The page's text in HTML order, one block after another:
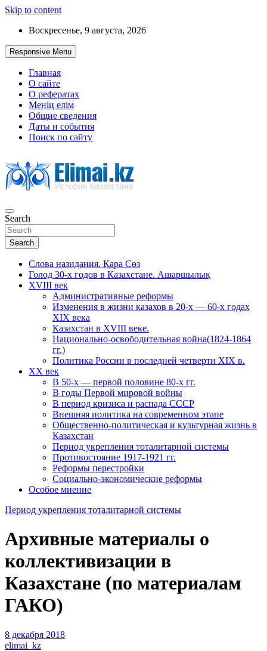
Skip to content
Воскресенье, 9 августа, 2026
Responsive Menu
Главная
О сайте
О рефератах
Менің елім
Общие сведения
Даты и события
Поиск по сайту
История Казахстана
Search
Search
Слова назидания. Қара Сөз
Голод 30-х годов в Казахстане. Ашаршылық
XVIII век
Административные реформы
Изменения в жизни казахов в 20-х — 60-х годах
XIX века
Казахстан в XVIII веке.
Национально-освободительная война(1824-1864
гг.)
Политика России в последней четверти XIX в.
XX век
В 50-х — первой половине 80-х гг.
В годы Первой мировой войны
В период кризиса и распада СССР
Внешняя политика на современном этапе
Общественно-политическая и культурная жизнь в
Казахстан
Период укрепления тоталитарной системы
Противостояние 1917-1921 гг.
Реформы перестройки
Социально-экономические реформы
Особое мнение
Период укрепления тоталитарной системы
Архивные материалы о
коллективизации в
Казахстане (по материалам
ГАКО)
8 декабря 2018
elimai_kz